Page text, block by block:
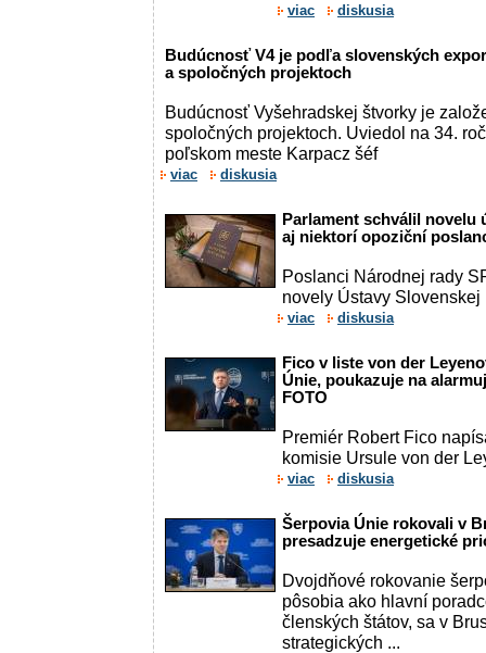
viac diskusia
Budúcnosť V4 je podľa slovenských
a spoločných projektoch
Budúcnosť Vyšehradskej štvorky je
spoločných projektoch. Uviedol na 34.
poľskom meste Karpacz šéf
viac diskusia
Parlament schválil novelu
aj niektorí opoziční
Poslanci Národnej rady
novely Ústavy Slovenskej
viac diskusia
Fico v liste von der
Únie, poukazuje na
FOTO
Premiér Robert Fico
komisie Ursule von der
viac diskusia
Šerpovia Únie rokovali v
presadzuje energetické
Dvojdňové rokovanie
pôsobia ako hlavní
členských štátov, sa v
strategických ...